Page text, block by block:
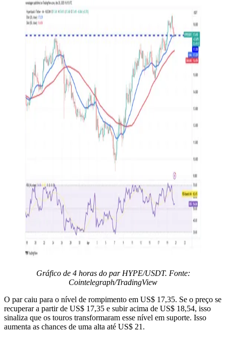
Gráfico de 4 horas do par HYPE/USDT. Fonte:
Cointelegraph/TradingView
O par caiu para o nível de rompimento em US$ 17,35. Se o preço se
recuperar a partir de US$ 17,35 e subir acima de US$ 18,54, isso
sinaliza que os touros transformaram esse nível em suporte. Isso
aumenta as chances de uma alta até US$ 21.